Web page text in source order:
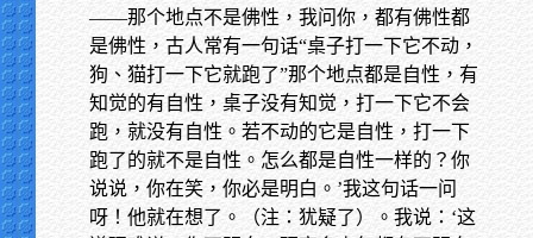
——那个地点不是佛性，我问你，都有佛性都
是佛性，古人常有一句话“桌子打一下它不动，
狗、猫打一下它就跑了”那个地点都是自性，有
知觉的有自性，桌子没有知觉，打一下它不会
跑，就没有自性。若不动的它是自性，打一下
跑了的就不是自性。怎么都是自性一样的？你
说说，你在笑，你必是明白。’我这句话一问
呀！他就在想了。（注：犹疑了）。我说：‘这